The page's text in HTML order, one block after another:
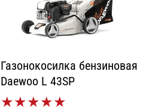
Газонокосилка бензиновая
Daewoo L 43SP
★★★★★